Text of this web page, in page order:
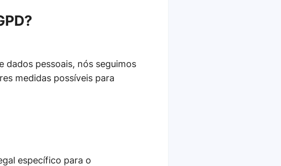
pessoais, nós seguimos
medidas possíveis para
específico para o